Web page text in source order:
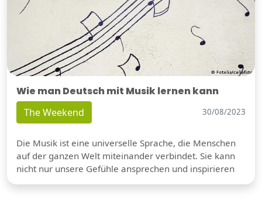
Wie man Deutsch mit Musik lernen kann
The Weekend 30/08/2023
Die Musik ist eine universelle Sprache, die Menschen
auf der ganzen Welt miteinander verbindet. Sie kann
nicht nur unsere Gefühle ansprechen und inspirieren